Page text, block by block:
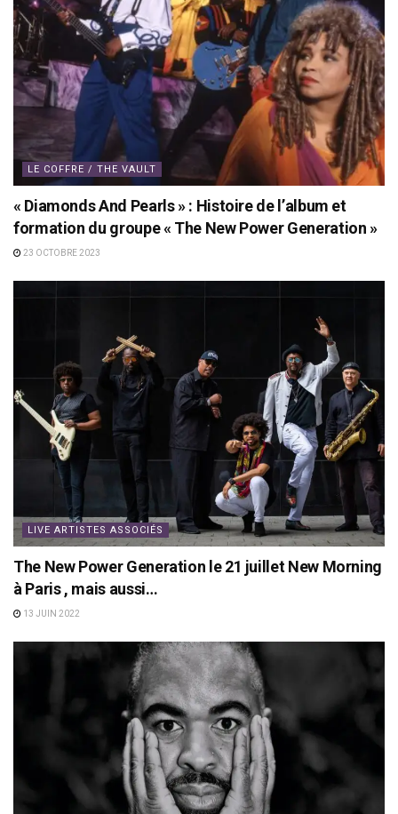
LE COFFRE / THE VAULT
« Diamonds And Pearls » : Histoire de l’album et
formation du groupe « The New Power Generation »
23 OCTOBRE 2023
LIVE ARTISTES ASSOCIÉS
The New Power Generation le 21 juillet New Morning
à Paris , mais aussi…
13 JUIN 2022